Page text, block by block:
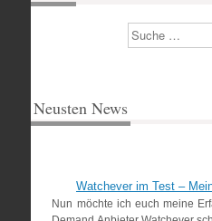
Suchen
Neusten News
Watchever im Test –
Nun möchte ich euch meine